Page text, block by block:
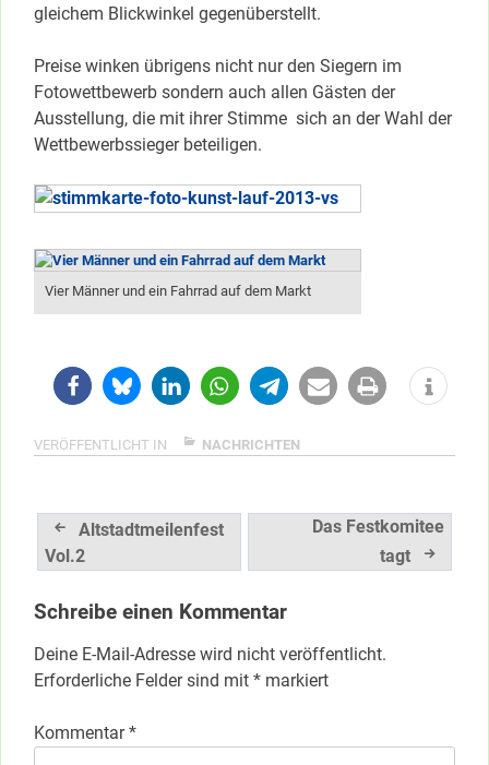
gleichem Blickwinkel gegenüberstellt.
Preise winken übrigens nicht nur den Siegern im
Fotowettbewerb sondern auch allen Gästen der
Ausstellung, die mit ihrer Stimme sich an der Wahl der
Wettbewerbssieger beteiligen.
Vier Männer und ein Fahrrad auf dem Markt
VERÖFFENTLICHT IN NACHRICHTEN
Beitragsnavigation
Altstadtmeilenfest
Vol.2
Das Festkomitee
tagt
Schreibe einen Kommentar
Deine E-Mail-Adresse wird nicht veröffentlicht.
Erforderliche Felder sind mit * markiert
Kommentar*